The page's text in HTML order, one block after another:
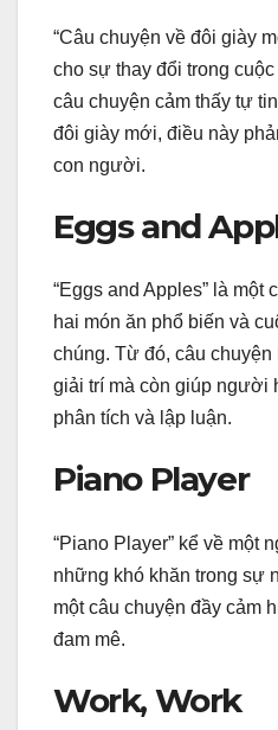
“Câu chuyện về đôi giày
cho sự thay đổi trong
câu chuyện cảm thấy tự
đôi giày mới, điều này
con người.
Eggs and
“Eggs and Apples” là
hai món ăn phổ biến và
chúng. Từ đó, câu chuyện
giải trí mà còn giúp người
phân tích và lập luận.
Piano Player
“Piano Player” kể về một
những khó khăn trong sự
một câu chuyện đầy cảm
đam mê.
Work, Work